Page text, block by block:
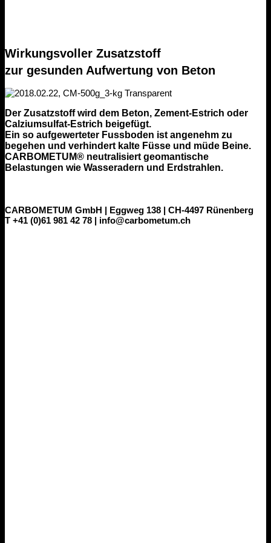
Wirkungsvoller Zusatzstoff
zur gesunden Aufwertung von Beton
Der Zusatzstoff wird dem Beton, Zement-Estrich oder
Calziumsulfat-Estrich beigefügt.
Ein so aufgewerteter Fussboden ist angenehm zu
begehen und verhindert kalte Füsse und müde Beine.
CARBOMETUM® neutralisiert geomantische
Belastungen wie Wasseradern und Erdstrahlen.
CARBOMETUM GmbH | Eggweg 138 | CH-4497 Rünenberg
T +41 (0)61 981 42 78 | info@carbometum.ch